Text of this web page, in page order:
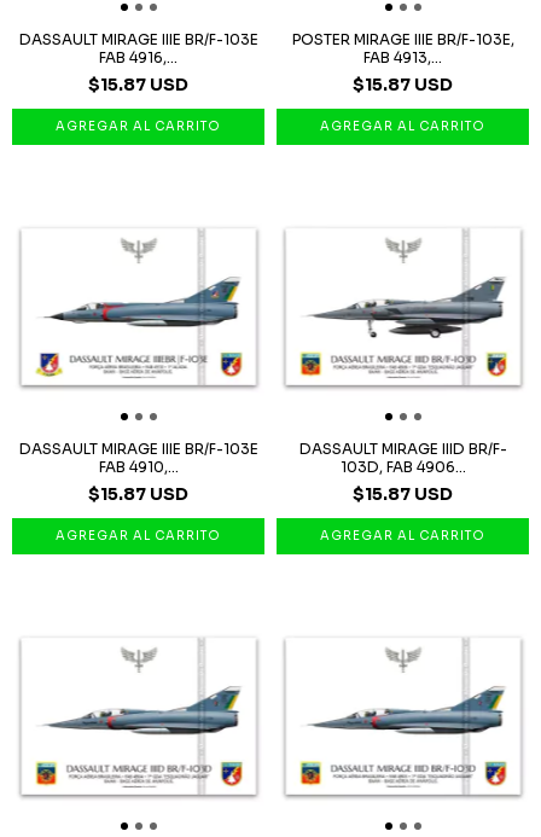
DASSAULT MIRAGE IIIE BR/F-103E
FAB 4916,...
$15.87 USD
POSTER MIRAGE IIIE BR/F-103E,
FAB 4913,...
$15.87 USD
DASSAULT MIRAGE IIIE BR/F-103E
FAB 4910,...
$15.87 USD
DASSAULT MIRAGE IIID BR/F-
103D, FAB 4906...
$15.87 USD